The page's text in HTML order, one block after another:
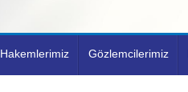
Hakemlerimiz Gözlemcilerimiz